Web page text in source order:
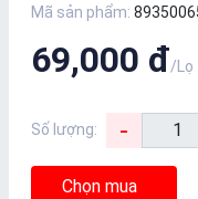
Mã sản phẩm:
69,000 đ/Lọ
Số lượng: -
Chọn mua